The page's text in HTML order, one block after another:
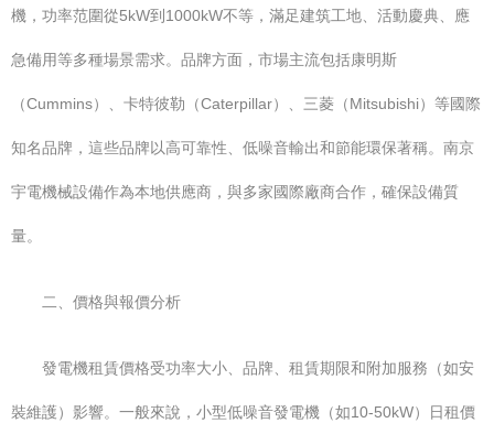
機，功率范圍從5kW到1000kW不等，滿足建筑工地、活動慶典、應
急備用等多種場景需求。品牌方面，市場主流包括康明斯
（Cummins）、卡特彼勒（Caterpillar）、三菱（Mitsubishi）等國際
知名品牌，這些品牌以高可靠性、低噪音輸出和節能環保著稱。南京
宇電機械設備作為本地供應商，與多家國際廠商合作，確保設備質
量。
二、價格與報價分析
發電機租賃價格受功率大小、品牌、租賃期限和附加服務（如安
裝維護）影響。一般來說，小型低噪音發電機（如10-50kW）日租價